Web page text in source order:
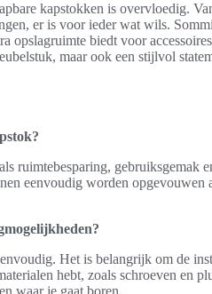
kapstokken is overvloedig.
er is voor ieder wat wils.
opslagruimte biedt voor
maar ook een stijlvol
ruimtebesparing, gebruiksgemak
eenvoudig worden
Het is belangrijk om de
hebt, zoals schroeven en
waar je gaat boren.